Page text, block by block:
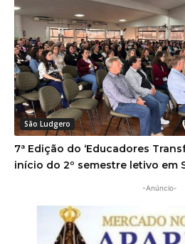
São Ludgero
7ª Edição do ‘Educadores
início do 2º semestre letivo em
-Anúncio-